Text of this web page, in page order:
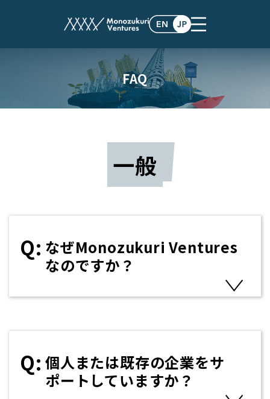
FAQ
一般
なぜMonozukuri Ventures
なのですか？
個人または既存の企業をサ
ポートしていますか？